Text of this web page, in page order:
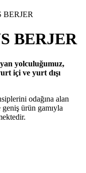
BERJER
yolculuğumuz,
içi ve yurt dışı
odağına alan
ürün gamıyla